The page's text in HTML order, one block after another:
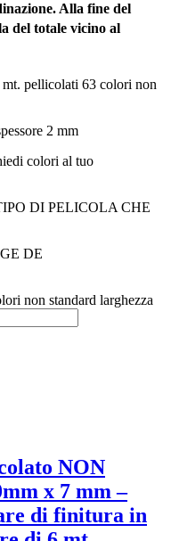
Alla fine del
del totale vicino al
pellicolati 63 colori non
2 mm
colori al tuo
DI PELICOLA CHE
DE
non standard larghezza
NON
x 7 mm –
di finitura in